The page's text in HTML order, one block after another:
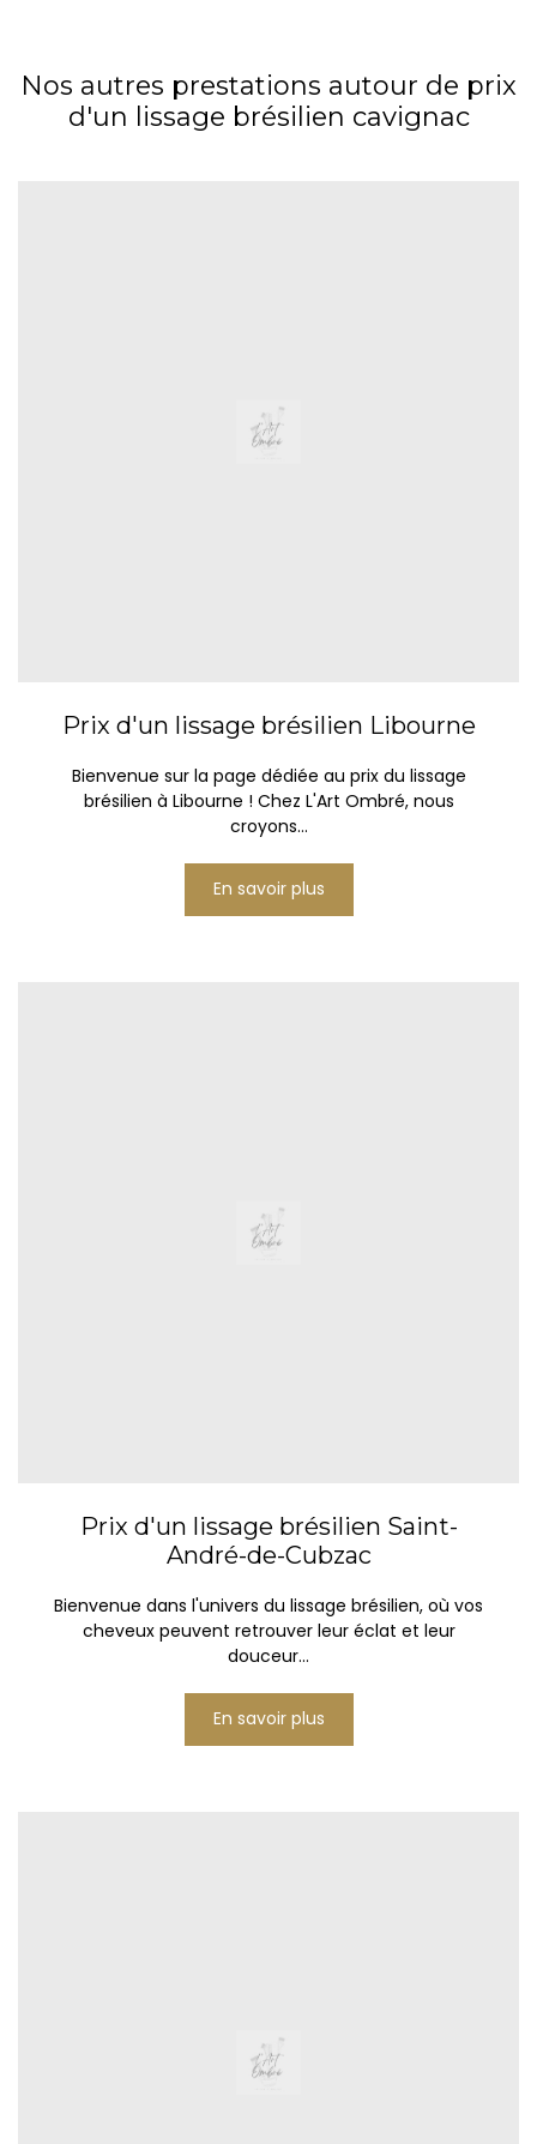
Nos autres prestations autour de prix
d'un lissage brésilien cavignac
Prix d'un lissage brésilien Libourne
Bienvenue sur la page dédiée au prix du lissage
brésilien à Libourne ! Chez L'Art Ombré, nous
croyons...
En savoir plus
Prix d'un lissage brésilien Saint-
André-de-Cubzac
Bienvenue dans l'univers du lissage brésilien, où vos
cheveux peuvent retrouver leur éclat et leur
douceur...
En savoir plus